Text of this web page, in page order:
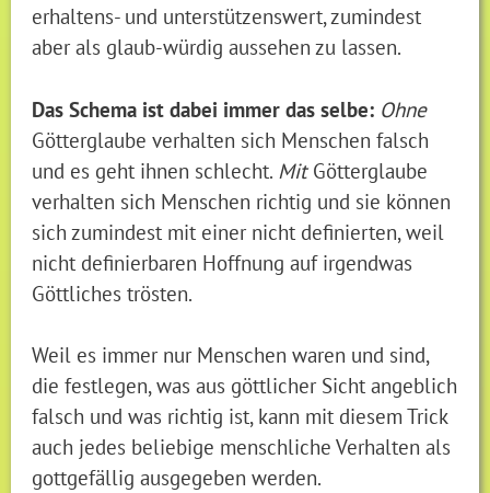
erhaltens- und unterstützenswert, zumindest
aber als glaub-würdig aussehen zu lassen.
Das Schema ist dabei immer das selbe: Ohne
Götterglaube verhalten sich Menschen falsch
und es geht ihnen schlecht. Mit Götterglaube
verhalten sich Menschen richtig und sie können
sich zumindest mit einer nicht definierten, weil
nicht definierbaren Hoffnung auf irgendwas
Göttliches trösten.
Weil es immer nur Menschen waren und sind,
die festlegen, was aus göttlicher Sicht angeblich
falsch und was richtig ist, kann mit diesem Trick
auch jedes beliebige menschliche Verhalten als
gottgefällig ausgegeben werden.